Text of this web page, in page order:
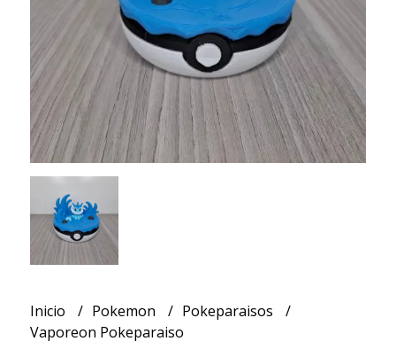
Inicio Pokemon
Pokeparaisos
Vaporeon Pokeparaiso